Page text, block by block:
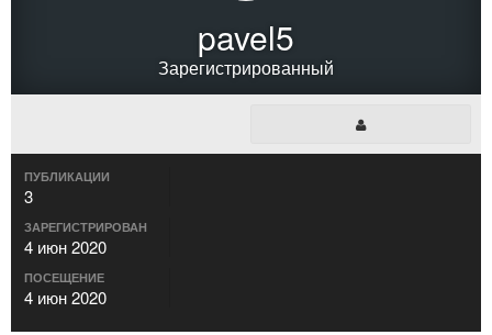
pavel5
Зарегистрированный
ПУБЛИКАЦИИ
3
ЗАРЕГИСТРИРОВАН
4 июн 2020
ПОСЕЩЕНИЕ
4 июн 2020